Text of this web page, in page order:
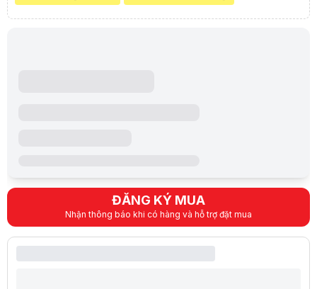
ĐĂNG KÝ MUA
Nhận thông báo khi có hàng và hỗ trợ đặt mua